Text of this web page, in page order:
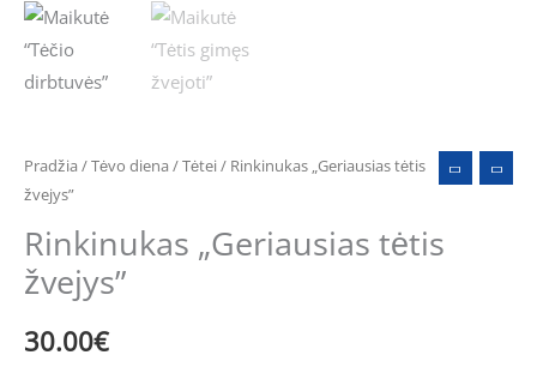
Pradžia /Tėvo diena /Tėtei/ Rinkinukas „Geriausias tėtis
žvejys”
Rinkinukas „Geriausias tėtis
žvejys”
30.00€